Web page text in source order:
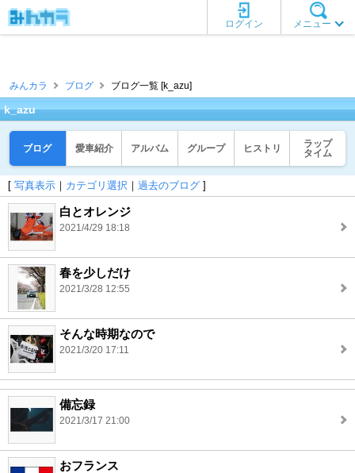
メニュー
ログイン
みんカラ ブログ ブログ一覧 [k_azu]
k_azu
ブログ 愛車紹介 アルバム グループ ヒストリ
ラップ
タイム
[ 写真表示 ｜ カテゴリ選択 ｜ 過去のブログ ]
白とオレンジ
2021/4/29 18:18
春を少しだけ
2021/3/28 12:55
そんな時期なので
2021/3/20 17:11
備忘録
2021/3/17 21:00
おフランス